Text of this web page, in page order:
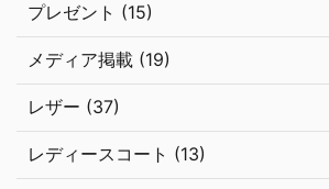
プレゼント (15)
メディア掲載 (19)
レザー (37)
レディースコート (13)